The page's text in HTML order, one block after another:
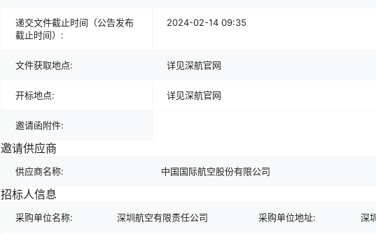
递交文件截止时间（公告发布
截止时间）:
2024-02-14 09:35
文件获取地点: 详见深航官网
开标地点: 详见深航官网
邀请函附件:
邀请供应商
供应商名称: 中国国际航空股份有限公司
招标人信息
采购单位名称: 深圳航空有限责任公司 采购单位地址: 深